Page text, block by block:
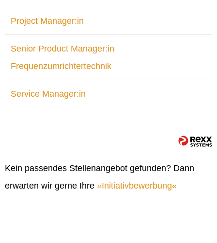
Project Manager:in
Senior Product Manager:in
Frequenzumrichtertechnik
Service Manager:in
Kein passendes Stellenangebot gefunden? Dann
erwarten wir gerne Ihre
Initiativbewerbung